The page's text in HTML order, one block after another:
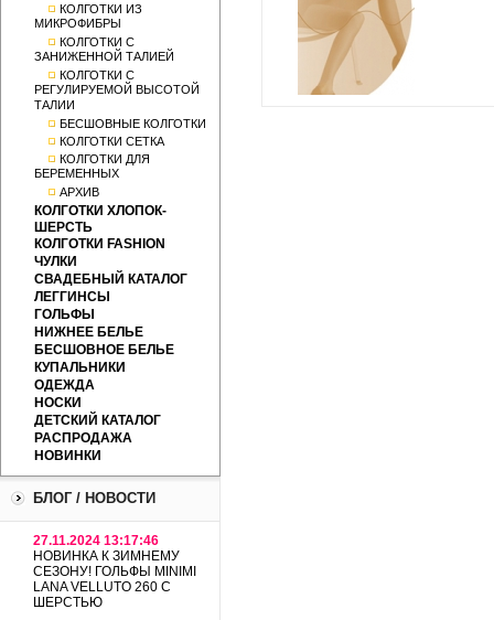
КОЛГОТКИ ИЗ
МИКРОФИБРЫ
КОЛГОТКИ С
ЗАНИЖЕННОЙ ТАЛИЕЙ
КОЛГОТКИ С
РЕГУЛИРУЕМОЙ ВЫСОТОЙ
ТАЛИИ
БЕСШОВНЫЕ КОЛГОТКИ
КОЛГОТКИ СЕТКА
КОЛГОТКИ ДЛЯ
БЕРЕМЕННЫХ
АРХИВ
КОЛГОТКИ ХЛОПОК-
ШЕРСТЬ
КОЛГОТКИ FASHION
ЧУЛКИ
СВАДЕБНЫЙ КАТАЛОГ
ЛЕГГИНСЫ
ГОЛЬФЫ
НИЖНЕЕ БЕЛЬЕ
БЕСШОВНОЕ БЕЛЬЕ
КУПАЛЬНИКИ
ОДЕЖДА
НОСКИ
ДЕТСКИЙ КАТАЛОГ
РАСПРОДАЖА
НОВИНКИ
БЛОГ / НОВОСТИ
27.11.2024 13:17:46
НОВИНКА К ЗИМНЕМУ
СЕЗОНУ! ГОЛЬФЫ MINIMI
LANA VELLUTO 260 С
ШЕРСТЬЮ